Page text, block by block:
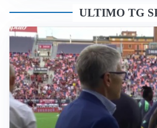
ULTIMO TG